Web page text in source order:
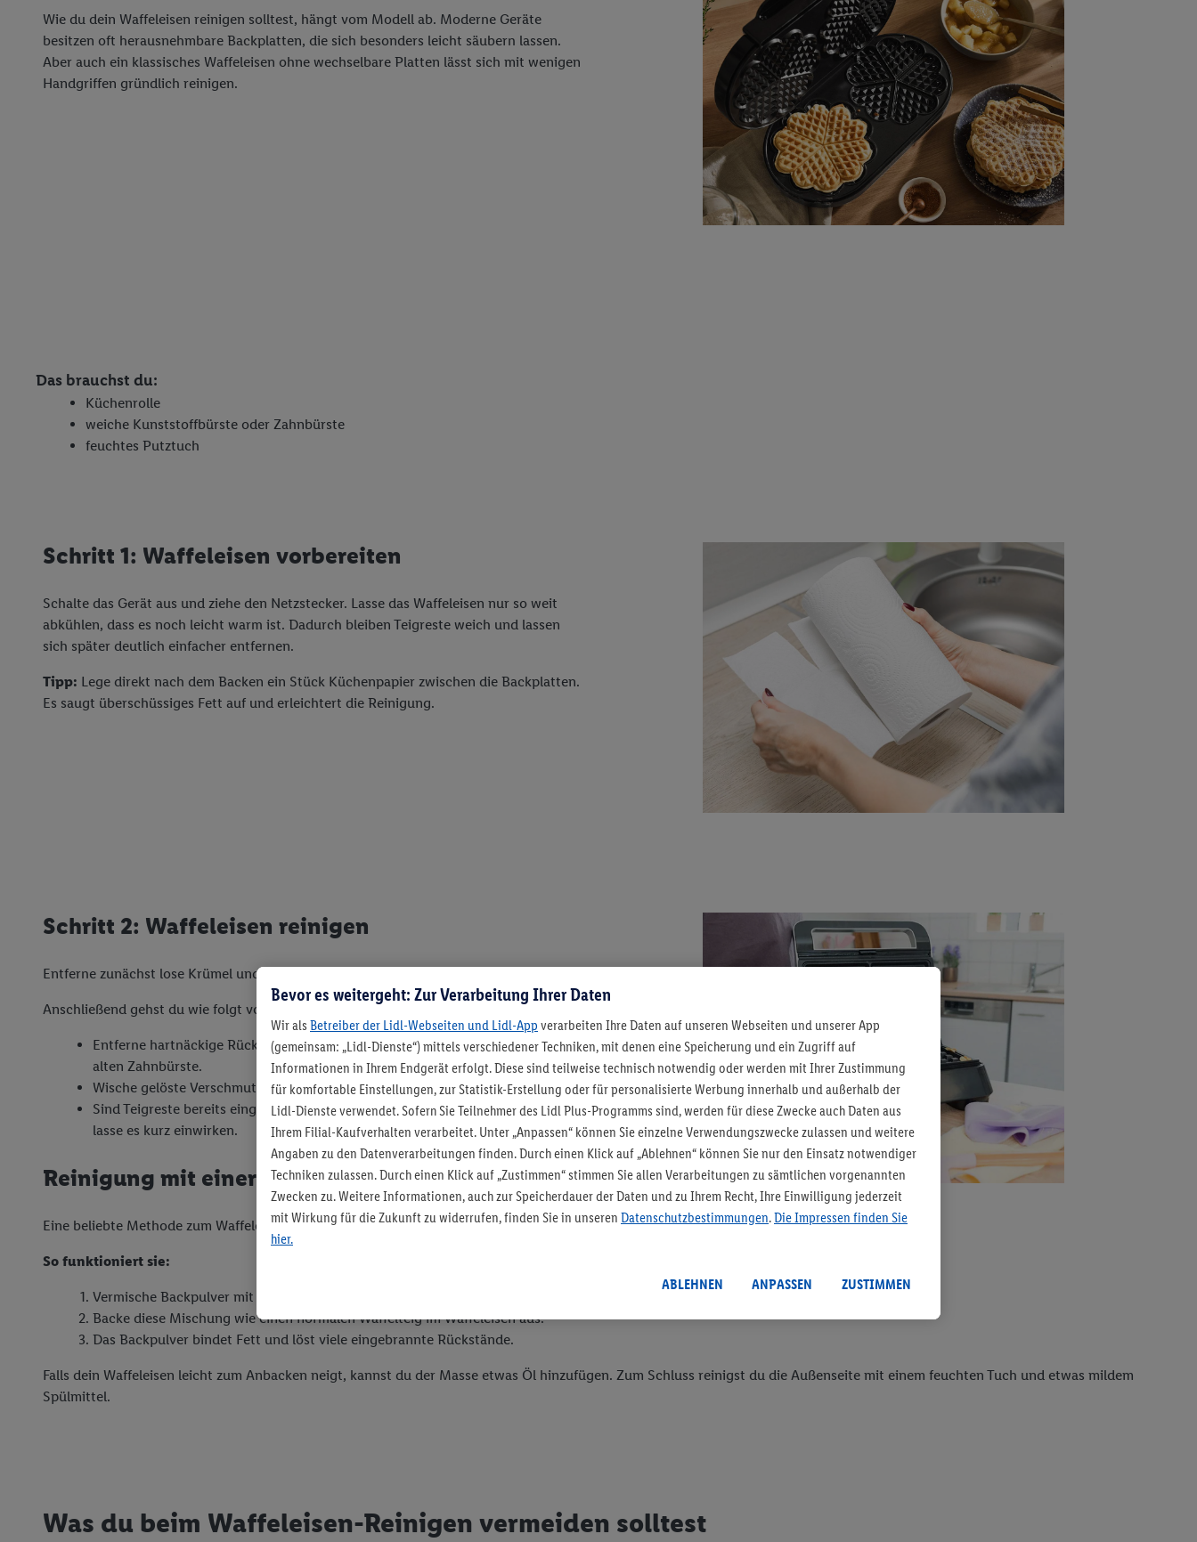
Wie du dein Waffeleisen reinigen solltest, hängt vom Modell ab. Moderne Geräte
besitzen oft herausnehmbare Backplatten, die sich besonders leicht säubern lassen.
Aber auch ein klassisches Waffeleisen ohne wechselbare Platten lässt sich mit wenigen
Handgriffen gründlich reinigen.
Das brauchst du:
Küchenrolle
weiche Kunststoffbürste oder Zahnbürste
feuchtes Putztuch
Schritt 1: Waffeleisen vorbereiten
Schalte das Gerät aus und ziehe den Netzstecker. Lasse das Waffeleisen nur so weit
abkühlen, dass es noch leicht warm ist. Dadurch bleiben Teigreste weich und lassen
sich später deutlich einfacher entfernen.
Tipp: Lege direkt nach dem Backen ein Stück Küchenpapier zwischen die Backplatten.
Es saugt überschüssiges Fett auf und erleichtert die Reinigung.
Schritt 2: Waffeleisen reinigen
Entferne zunächst lose Krümel und Fett mit Küchenpapier.
Anschließend gehst du wie folgt vor:
Entferne hartnäckige Rückstände mit einer weichen Kunststoffbürste oder einer
alten Zahnbürste.
Wische gelöste Verschmutzungen anschließend mit einem feuchten Tuch ab.
Sind Teigreste bereits eingetrocknet, gib etwas Wasser auf die Backplatten und
lasse es kurz einwirken.
Reinigung mit einer Reinigungswaffel
Eine beliebte Methode zum Waffeleisen reinigen ist die sogenannte Reinigungswaffel.
So funktioniert sie:
Vermische Backpulver mit etwas Wasser zu einer zähflüssigen Masse.
Backe diese Mischung wie einen normalen Waffelteig im Waffeleisen aus.
Das Backpulver bindet Fett und löst viele eingebrannte Rückstände.
Falls dein Waffeleisen leicht zum Anbacken neigt, kannst du der Masse etwas Öl hinzufügen. Zum Schluss reinigst du die Außenseite mit einem feuchten Tuch und etwas mildem
Spülmittel.
Was du beim Waffeleisen-Reinigen vermeiden solltest
Bevor es weitergeht: Zur Verarbeitung Ihrer Daten
Wir als Betreiber der Lidl-Webseiten und Lidl-App verarbeiten Ihre Daten auf unseren Webseiten und unserer App
(gemeinsam: „Lidl-Dienste“) mittels verschiedener Techniken, mit denen eine Speicherung und ein Zugriff auf
Informationen in Ihrem Endgerät erfolgt. Diese sind teilweise technisch notwendig oder werden mit Ihrer Zustimmung
für komfortable Einstellungen, zur Statistik-Erstellung oder für personalisierte Werbung innerhalb und außerhalb der
Lidl-Dienste verwendet. Sofern Sie Teilnehmer des Lidl Plus-Programms sind, werden für diese Zwecke auch Daten aus
Ihrem Filial-Kaufverhalten verarbeitet. Unter „Anpassen“ können Sie einzelne Verwendungszwecke zulassen und weitere
Angaben zu den Datenverarbeitungen finden. Durch einen Klick auf „Ablehnen“ können Sie nur den Einsatz notwendiger
Techniken zulassen. Durch einen Klick auf „Zustimmen“ stimmen Sie allen Verarbeitungen zu sämtlichen vorgenannten
Zwecken zu. Weitere Informationen, auch zur Speicherdauer der Daten und zu Ihrem Recht, Ihre Einwilligung jederzeit
mit Wirkung für die Zukunft zu widerrufen, finden Sie in unseren Datenschutzbestimmungen.Die Impressen finden Sie
hier.
ABLEHNEN ANPASSEN ZUSTIMMEN